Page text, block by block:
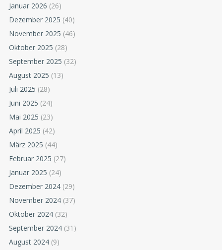
Januar 2026 (26)
Dezember 2025 (40)
November 2025 (46)
Oktober 2025 (28)
September 2025 (32)
August 2025 (13)
Juli 2025 (28)
Juni 2025 (24)
Mai 2025 (23)
April 2025 (42)
März 2025 (44)
Februar 2025 (27)
Januar 2025 (24)
Dezember 2024 (29)
November 2024 (37)
Oktober 2024 (32)
September 2024 (31)
August 2024 (9)